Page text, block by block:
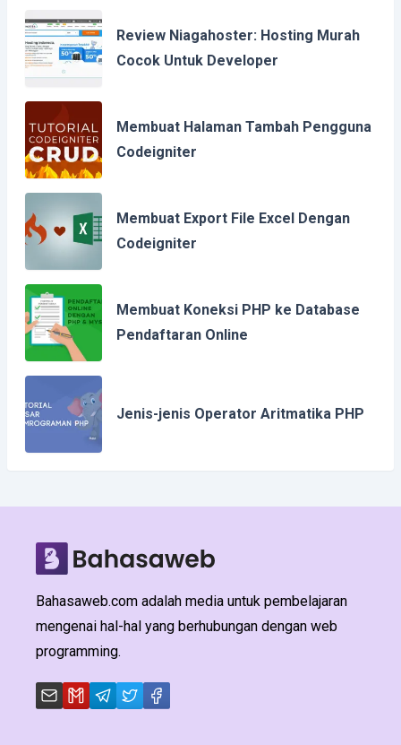
Review Niagahoster: Hosting Murah
Cocok Untuk Developer
Membuat Halaman Tambah Pengguna
Codeigniter
Membuat Export File Excel Dengan
Codeigniter
Membuat Koneksi PHP ke Database
Pendaftaran Online
Jenis-jenis Operator Aritmatika PHP
Bahasaweb.com adalah media untuk pembelajaran
mengenai hal-hal yang berhubungan dengan web
programming.